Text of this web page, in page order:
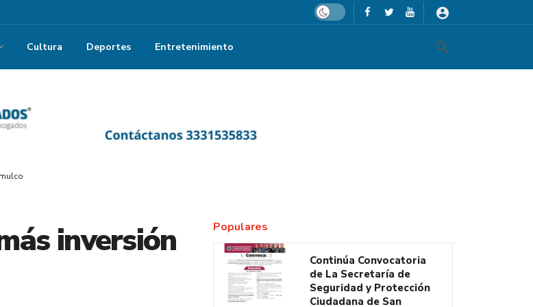
Dark mode
Cultura Deportes Entretenimiento
inversión
Populares
Continúa Convocatoria
de La Secretaría de
Seguridad y Protección
Ciudadana de San